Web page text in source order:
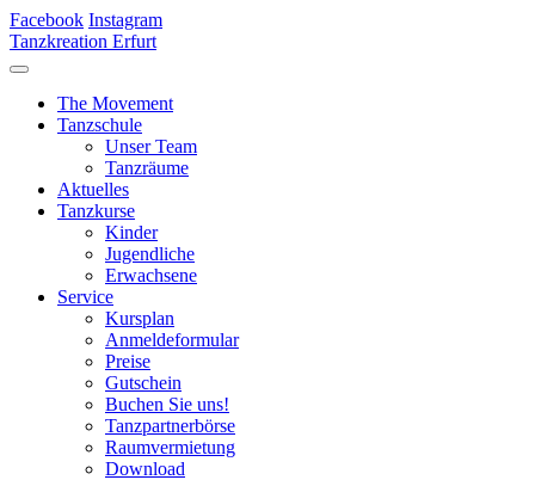
Facebook Instagram
Tanzkreation Erfurt
The Movement
Tanzschule
Unser Team
Tanzräume
Aktuelles
Tanzkurse
Kinder
Jugendliche
Erwachsene
Service
Kursplan
Anmeldeformular
Preise
Gutschein
Buchen Sie uns!
Tanzpartnerbörse
Raumvermietung
Download